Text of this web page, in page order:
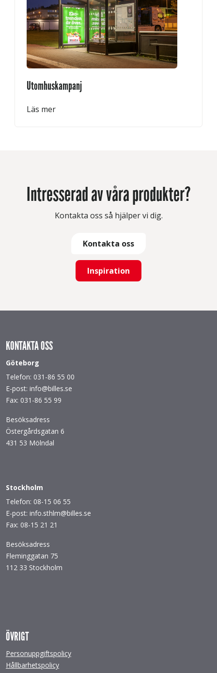
Utomhuskampanj
Läs mer
Intresserad av våra produkter?
Kontakta oss så hjälper vi dig.
Kontakta oss
Inspiration
KONTAKTA OSS
Göteborg
Telefon: 031-86 55 00
E-post: info@billes.se
Fax: 031-86 55 99
Besöksadress
Östergårdsgatan 6
431 53 Mölndal
Stockholm
Telefon: 08-15 06 55
E-post: info.sthlm@billes.se
Fax: 08-15 21 21
Besöksadress
Fleminggatan 75
112 33 Stockholm
ÖVRIGT
Personuppgiftspolicy
Hållbarhetspolicy